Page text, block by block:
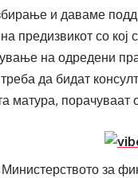
и даваме
предизвикот со кој
на одредени
да бидат
матура,
за